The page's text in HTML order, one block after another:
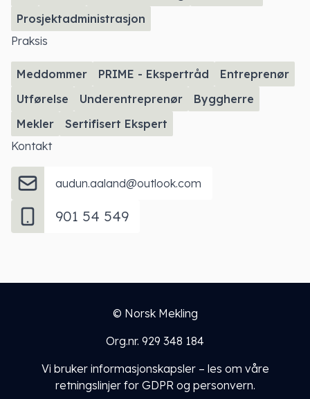
Prosjektadministrasjon
Praksis
Meddommer PRIME - Ekspertråd
Entreprenør
Utførelse
Underentreprenør
Byggherre
Mekler
Sertifisert Ekspert
Kontakt
audun.aaland@outlook.com
901 54 549
© Norsk Mekling
Org.nr. 929 348 184
Vi bruker informasjonskapsler – les om våre
retningslinjer for GDPR og personvern.